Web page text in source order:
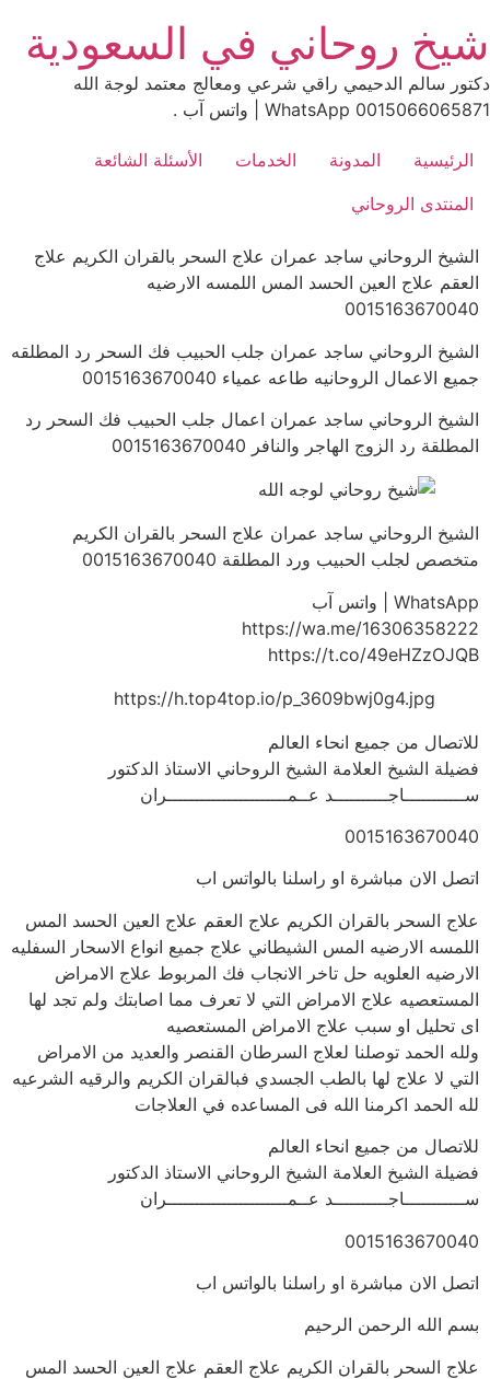
to
content
شيخ روحاني في السعودية
دكتور سالم الدحيمي راقي شرعي ومعالج معتمد لوجة الله
0015066065871 WhatsApp | واتس آب .
الرئيسية المدونة الخدمات
الأسئلة الشائعة
المنتدى الروحاني
الشيخ الروحاني ساجد عمران علاج السحر بالقران الكريم علاج
العقم علاج العين الحسد المس اللمسه الارضيه
0015163670040
الشيخ الروحاني ساجد عمران جلب الحبيب فك السحر رد المطلقه
جميع الاعمال الروحانيه طاعه عمياء 0015163670040
الشيخ الروحاني ساجد عمران اعمال جلب الحبيب فك السحر رد
المطلقة رد الزوج الهاجر والنافر 0015163670040
الشيخ الروحاني ساجد عمران علاج السحر بالقران الكريم
متخصص لجلب الحبيب ورد المطلقة 0015163670040
WhatsApp | واتس آب
https://wa.me/16306358222
https://t.co/49eHZzOJQB
https://h.top4top.io/p_3609bwj0g4.jpg
للاتصال من جميع انحاء العالم
فضيلة الشيخ العلامة الشيخ الروحاني الاستاذ الدكتور
ســـــــــــاجــــــــــد عــمــــــــــــــــــــــران
0015163670040
اتصل الان مباشرة او راسلنا بالواتس اب
علاج السحر بالقران الكريم علاج العقم علاج العين الحسد المس
اللمسه الارضيه المس الشيطاني علاج جميع انواع الاسحار السفليه
الارضيه العلويه حل تاخر الانجاب فك المربوط علاج الامراض
المستعصيه علاج الامراض التي لا تعرف مما اصابتك ولم تجد لها
اى تحليل او سبب علاج الامراض المستعصيه
ولله الحمد توصلنا لعلاج السرطان القنصر والعديد من الامراض
التي لا علاج لها بالطب الجسدي فبالقران الكريم والرقيه الشرعيه
لله الحمد اكرمنا الله فى المساعده في العلاجات
للاتصال من جميع انحاء العالم
فضيلة الشيخ العلامة الشيخ الروحاني الاستاذ الدكتور
ســـــــــــاجــــــــــد عــمــــــــــــــــــــــران
0015163670040
اتصل الان مباشرة او راسلنا بالواتس اب
بسم الله الرحمن الرحيم
علاج السحر بالقران الكريم علاج العقم علاج العين الحسد المس